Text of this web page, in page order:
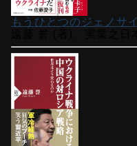
もうひとつのジェノサ